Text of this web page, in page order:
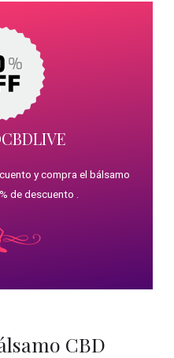
y compra el bálsamo
de descuento .
CBD